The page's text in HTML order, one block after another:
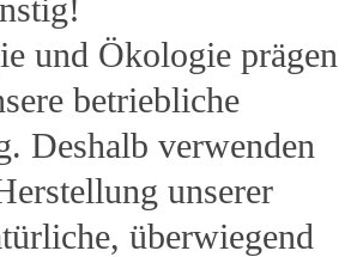
und Ökologie prägen
betriebliche
Deshalb verwenden
unserer
überwiegend